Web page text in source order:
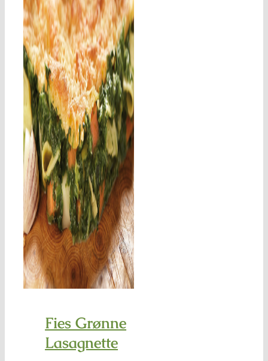
Fies Grønne
Lasagnette
Fies Grønne
Lasagnette